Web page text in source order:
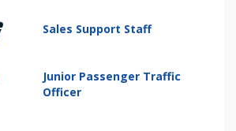
Sales Support Staff
Junior Passenger Traffic
Officer